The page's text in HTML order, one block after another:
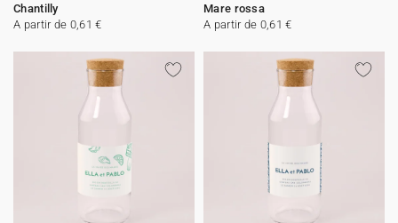
Chantilly
A partir de 0,61 €
Mare rossa
A partir de 0,61 €